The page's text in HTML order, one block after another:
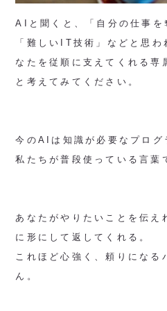
AIと聞くと、「自分の仕事を
「難しいIT技術」などと思わ
なたを従順に支えてくれる専
と考えてみてください。
今のAIは知識が必要なプログ
私たちが普段使っている言葉
あなたがやりたいことを伝え
に形にして返してくれる。
これほど心強く、頼りになる
ん。